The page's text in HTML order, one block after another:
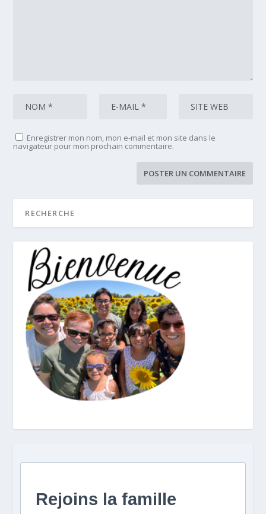
Enregistrer mon nom, mon e-mail et mon site dans le
navigateur pour mon prochain commentaire.
Rejoins la famille